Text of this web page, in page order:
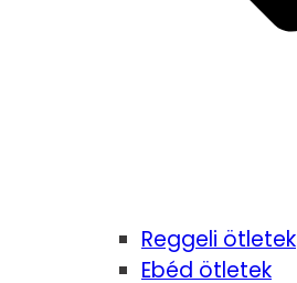
Reggeli ötletek
Ebéd ötletek